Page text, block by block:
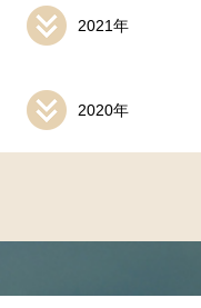
2021年
2020年